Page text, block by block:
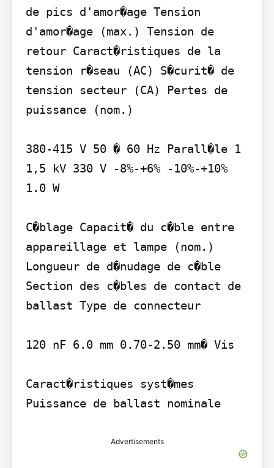
de pics d'amor�age Tension
d'amor�age (max.) Tension de
retour Caract�ristiques de la
tension r�seau (AC) S�curit� de
tension secteur (CA) Pertes de
puissance (nom.)
380-415 V 50 � 60 Hz Parall�le 1
1,5 kV 330 V -8%-+6% -10%-+10%
1.0 W
C�blage Capacit� du c�ble entre
appareillage et lampe (nom.)
Longueur de d�nudage de c�ble
Section des c�bles de contact de
ballast Type de connecteur
120 nF 6.0 mm 0.70-2.50 mm� Vis
Caract�ristiques syst�mes
Puissance de ballast nominale
Advertisements